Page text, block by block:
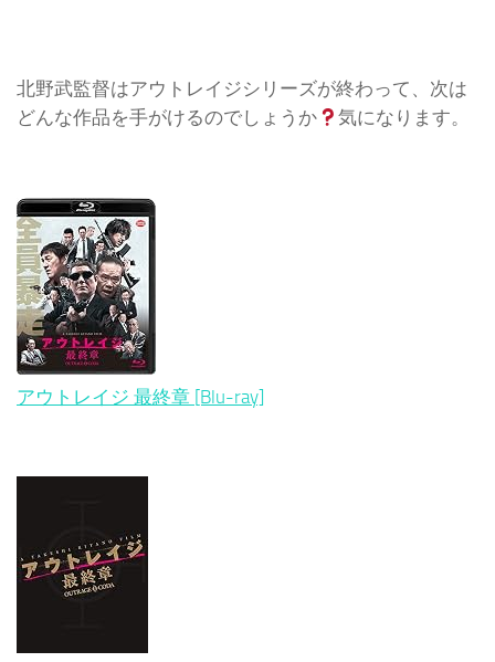
北野武監督はアウトレイジシリーズが終わって、次は
どんな作品を手がけるのでしょうか
気になります。
アウトレイジ 最終章 [Blu-ray]